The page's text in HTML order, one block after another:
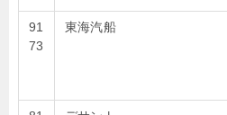
91
73
東海汽船